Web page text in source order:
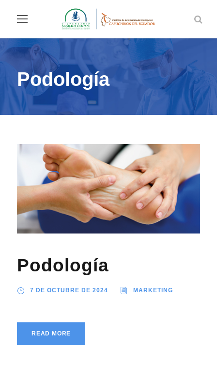
Podología
Podología
7 DE OCTUBRE DE 2024 MARKETING
READ MORE